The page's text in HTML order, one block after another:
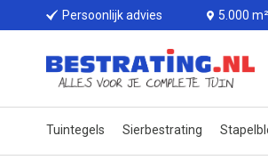
Persoonlijk advies 5.000
Tuintegels Sierbestrating